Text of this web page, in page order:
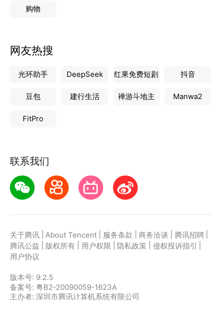
购物
网友热搜
光环助手 DeepSeek 红果免费短剧 抖音
豆包 建行生活 禅游斗地主 Manwa2
FitPro
联系我们
关于腾讯 About Tencent 服务条款 商务洽谈 腾讯招聘
腾讯公益
版权所有 用户权限 隐私政策 侵权投诉指引
用户协议
版本号: 9.2.5
备案号: 粤B2-20090059-1623A
主办者: 深圳市腾讯计算机系统有限公司